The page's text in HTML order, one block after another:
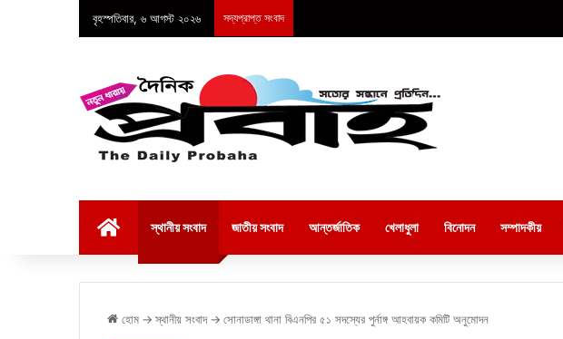
বৃহস্পতিবার, ৬ আগস্ট ২০২৬ সদ্যপ্রাপ্ত সংবাদ
স্থানীয় সংবাদ জাতীয় সংবাদ আন্তর্জাতিক খেলাধুলা বিনোদন সম্পাদকীয়
হোম → স্থানীয় সংবাদ → সোনাডাঙ্গা থানা বিএনপির ৫১ সদস্যের পুর্নাঙ্গ আহবায়ক কমিটি অনুমোদন